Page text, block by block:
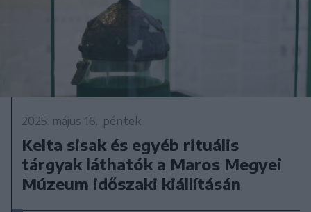
2025. május 16., péntek
Kelta sisak és egyéb rituális
tárgyak láthatók a Maros Megyei
Múzeum időszaki kiállításán